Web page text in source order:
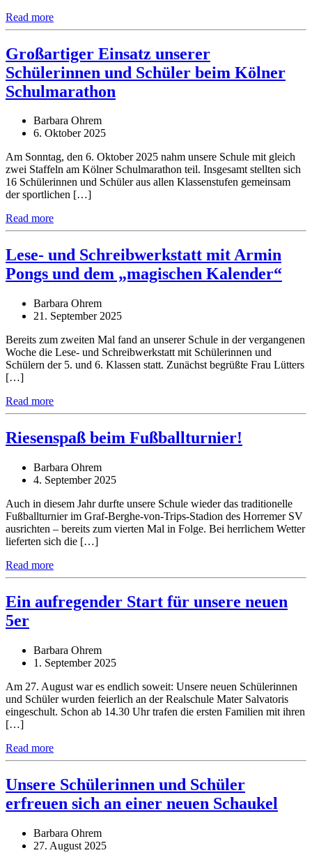
Read more
Großartiger Einsatz unserer
Schülerinnen und Schüler beim Kölner
Schulmarathon
Barbara Ohrem
6. Oktober 2025
Am Sonntag, den 6. Oktober 2025 nahm unsere Schule mit gleich
zwei Staffeln am Kölner Schulmarathon teil. Insgesamt stellten sich
16 Schülerinnen und Schüler aus allen Klassenstufen gemeinsam
der sportlichen […]
Read more
Lese- und Schreibwerkstatt mit Armin
Pongs und dem „magischen Kalender“
Barbara Ohrem
21. September 2025
Bereits zum zweiten Mal fand an unserer Schule in der vergangenen
Woche die Lese- und Schreibwerkstatt mit Schülerinnen und
Schülern der 5. und 6. Klassen statt. Zunächst begrüßte Frau Lütters
[…]
Read more
Riesenspaß beim Fußballturnier!
Barbara Ohrem
4. September 2025
Auch in diesem Jahr durfte unsere Schule wieder das traditionelle
Fußballturnier im Graf-Berghe-von-Trips-Stadion des Horremer SV
ausrichten – bereits zum vierten Mal in Folge. Bei herrlichem Wetter
lieferten sich die […]
Read more
Ein aufregender Start für unsere neuen
5er
Barbara Ohrem
1. September 2025
Am 27. August war es endlich soweit: Unsere neuen Schülerinnen
und Schüler wurden feierlich an der Realschule Mater Salvatoris
eingeschult. Schon ab 14.30 Uhr trafen die ersten Familien mit ihren
[…]
Read more
Unsere Schülerinnen und Schüler
erfreuen sich an einer neuen Schaukel
Barbara Ohrem
27. August 2025